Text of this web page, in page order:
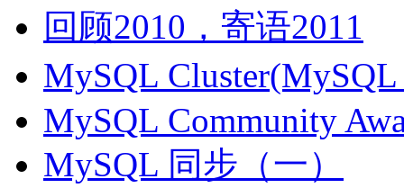
回顾2010，寄语2011
MySQL
MySQL Community
MySQL 同步（一）